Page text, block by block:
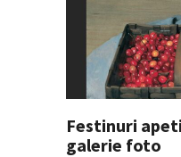
Festinuri
galerie foto